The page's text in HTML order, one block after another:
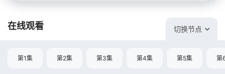
在线观看 切换节点
第1集 第2集 第3集 第4集 第5集 第